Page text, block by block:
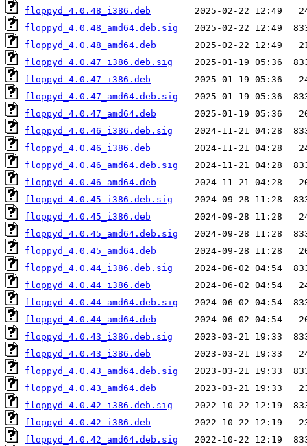
floppyd_4.0.48_i386.deb
floppyd_4.0.48_amd64.deb.sig
floppyd_4.0.48_amd64.deb
floppyd_4.0.47_i386.deb.sig
floppyd_4.0.47_i386.deb
floppyd_4.0.47_amd64.deb.sig
floppyd_4.0.47_amd64.deb
floppyd_4.0.46_i386.deb.sig
floppyd_4.0.46_i386.deb
floppyd_4.0.46_amd64.deb.sig
floppyd_4.0.46_amd64.deb
floppyd_4.0.45_i386.deb.sig
floppyd_4.0.45_i386.deb
floppyd_4.0.45_amd64.deb.sig
floppyd_4.0.45_amd64.deb
floppyd_4.0.44_i386.deb.sig
floppyd_4.0.44_i386.deb
floppyd_4.0.44_amd64.deb.sig
floppyd_4.0.44_amd64.deb
floppyd_4.0.43_i386.deb.sig
floppyd_4.0.43_i386.deb
floppyd_4.0.43_amd64.deb.sig
floppyd_4.0.43_amd64.deb
floppyd_4.0.42_i386.deb.sig
floppyd_4.0.42_i386.deb
floppyd_4.0.42_amd64.deb.sig